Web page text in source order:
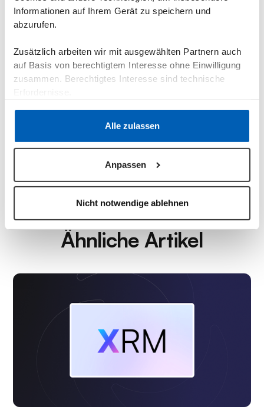
Informationen auf Ihrem Gerät zu speichern und
abzurufen.
Zusätzlich arbeiten wir mit ausgewählten Partnern auch
auf Basis von berechtigtem Interesse ohne Einwilligung
zusammen. Berechtigtes Interesse sind technische
Alle zulassen
Anpassen
Nicht notwendige ablehnen
Finde in einer Demo heraus, wie die epilot Cloud-
Plattform dich unterstützen kann.
Demo vereinbaren
Ähnliche Artikel